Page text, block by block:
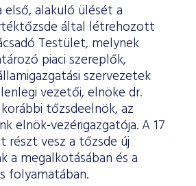
alakuló ülését a
által létrehozott
Testület, melynek
piaci szereplők,
szervezetek
vezetői, elnöke dr.
tőzsdeelnök, az
elnök-vezérigazgatója. A 17
részt vesz a tőzsde új
a megalkotásában és a
folyamatában.